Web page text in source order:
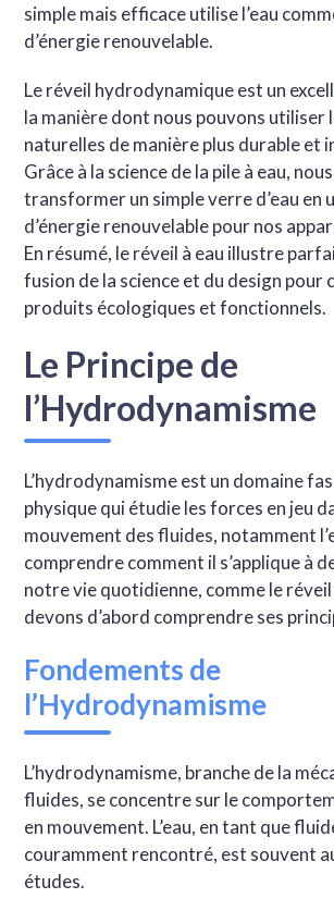
simple mais efficace utilise l’eau
d’énergie renouvelable.
Le réveil hydrodynamique est un
la manière dont nous pouvons utiliser
naturelles de manière plus durable et
Grâce à la science de la pile à eau,
transformer un simple verre d’eau en
d’énergie renouvelable pour nos
En résumé, le réveil à eau illustre
fusion de la science et du design pour
produits écologiques et fonctionnels.
Le Principe de
l’Hydrodynamisme
L’hydrodynamisme est un domaine
physique qui étudie les forces en jeu
mouvement des fluides, notamment
comprendre comment il s’applique à
notre vie quotidienne, comme le réveil
devons d’abord comprendre ses
Fondements de
l’Hydrodynamisme
L’hydrodynamisme, branche de la
fluides, se concentre sur le
en mouvement. L’eau, en tant que
couramment rencontré, est souvent
études.